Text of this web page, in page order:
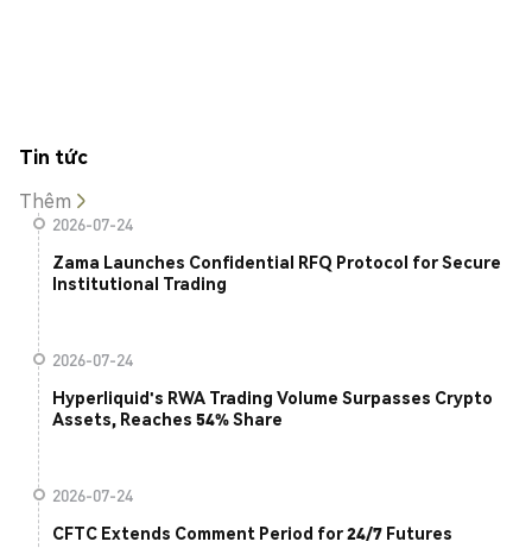
Tin tức
Thêm
2026-07-24
Zama Launches Confidential RFQ Protocol for Secure
Institutional Trading
2026-07-24
Hyperliquid's RWA Trading Volume Surpasses Crypto
Assets, Reaches 54% Share
2026-07-24
CFTC Extends Comment Period for 24/7 Futures